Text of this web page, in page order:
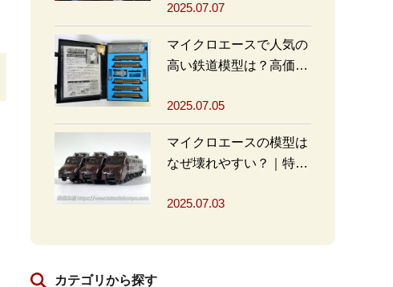
も
2025.07.07
マイクロエースで人気の
高い鉄道模型は？高価買
2025.07.05
マイクロエースの模型は
なぜ壊れやすい？｜特徴
2025.07.03
カテゴリから探す